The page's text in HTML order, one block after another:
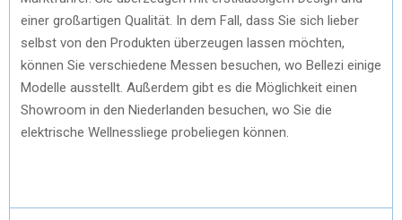
einer großartigen Qualität. In dem Fall, dass Sie sich lieber
selbst von den Produkten überzeugen lassen möchten,
können Sie verschiedene Messen besuchen, wo Bellezi einige
Modelle ausstellt. Außerdem gibt es die Möglichkeit einen
Showroom in den Niederlanden besuchen, wo Sie die
elektrische Wellnessliege probeliegen können.